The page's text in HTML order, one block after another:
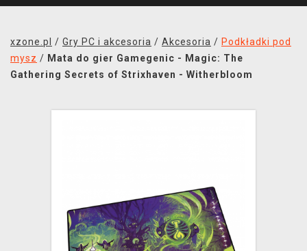
SOUNDTRACKI
XZONE KLUB
xzone.pl / Gry PC i akcesoria / Akcesoria / Podkładki pod
mysz / Mata do gier Gamegenic - Magic: The
Gathering Secrets of Strixhaven - Witherbloom